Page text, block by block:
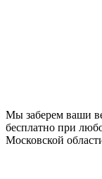
Мы заберем ваши
бесплатно при
Московской